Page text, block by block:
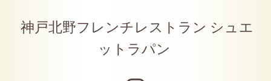
神戸北野フレンチレストラン シュエ
ットラパン